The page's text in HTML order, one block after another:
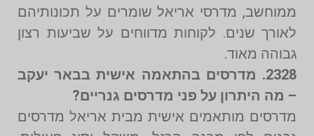
ממוחשב, מדרסי אריאל שומרים על תכונותיהם
לאורך שנים. לקוחות מדווחים על שביעות רצון
גבוהה מאוד.
2328. מדרסים בהתאמה אישית בבאר יעקב
– מה היתרון על פני מדרסים גנריים?
מדרסים מותאמים אישית מבית אריאל מדרסים